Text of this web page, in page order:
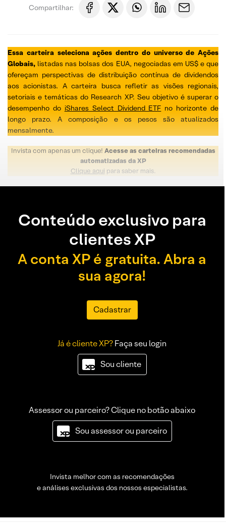
Compartilhar:
Essa carteira seleciona ações dentro do universo de Ações
Globais, listadas nas bolsas dos EUA, negociadas em US$ e que
ofereçam perspectivas de distribuição contínua de dividendos
aos acionistas. A carteira busca refletir as visões regionais,
setoriais e temáticas do Research XP. Seu objetivo é superar o
desempenho do iShares Select Dividend ETF no horizonte de
longo prazo. A composição e os pesos são atualizados
mensalmente.
Invista com apenas um clique! Acesse as carteiras recomendadas
automatizadas da XP
Clique aqui para saber mais.
Conteúdo exclusivo para
clientes XP
A conta XP é gratuita. Abra a
sua agora!
Cadastrar
Já é cliente XP?Faça seu login
Sou cliente
Assessor ou parceiro? Clique no botão abaixo
Sou assessor ou parceiro
Invista melhor com as recomendações
e análises exclusivas dos nossos especialistas.